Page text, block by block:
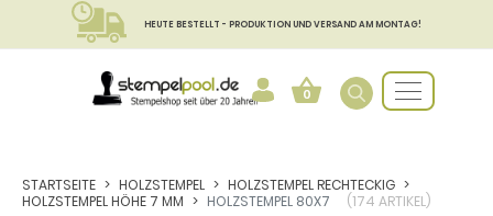
HEUTE BESTELLT - PRODUKTION UND VERSAND AM MONTAG!
0
STARTSEITE HOLZSTEMPEL
HOLZSTEMPEL RECHTECKIG
HOLZSTEMPEL HÖHE 7 MM
HOLZSTEMPEL 80X7 (174 ARTIKEL)